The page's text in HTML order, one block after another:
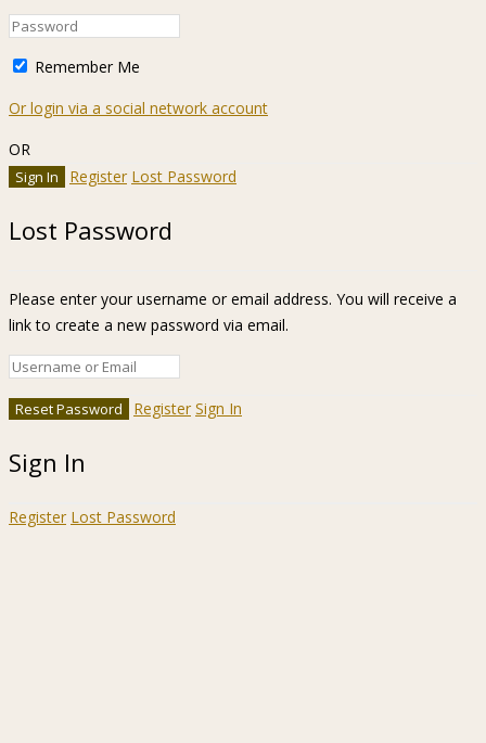
Remember Me
Or login via a social network account
OR
Register Lost Password
Lost Password
Please enter your username or email address. You will receive a
link to create a new password via email.
Register Sign In
Sign In
Register Lost Password